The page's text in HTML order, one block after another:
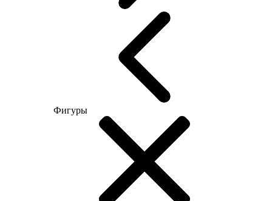
Фигуры